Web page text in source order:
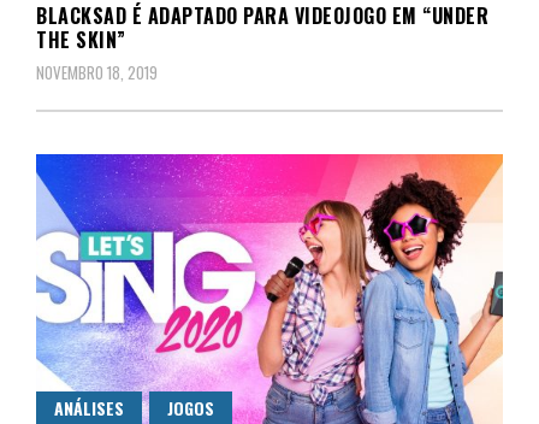
BLACKSAD É ADAPTADO PARA VIDEOJOGO EM “UNDER
THE SKIN”
NOVEMBRO 18, 2019
ANÁLISES JOGOS